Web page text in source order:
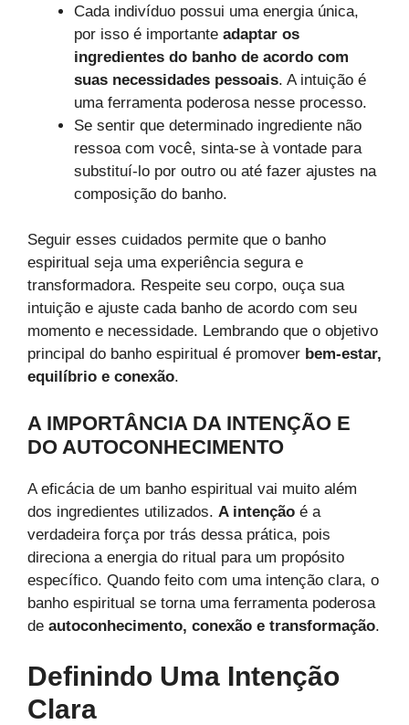
Cada indivíduo possui uma energia única,
por isso é importante adaptar os
ingredientes do banho de acordo com
suas necessidades pessoais. A intuição é
uma ferramenta poderosa nesse processo.
Se sentir que determinado ingrediente não
ressoa com você, sinta-se à vontade para
substituí-lo por outro ou até fazer ajustes na
composição do banho.
Seguir esses cuidados permite que o banho
espiritual seja uma experiência segura e
transformadora. Respeite seu corpo, ouça sua
intuição e ajuste cada banho de acordo com seu
momento e necessidade. Lembrando que o objetivo
principal do banho espiritual é promover bem-estar,
equilíbrio e conexão.
A IMPORTÂNCIA DA INTENÇÃO E
DO AUTOCONHECIMENTO
A eficácia de um banho espiritual vai muito além
dos ingredientes utilizados. A intenção é a
verdadeira força por trás dessa prática, pois
direciona a energia do ritual para um propósito
específico. Quando feito com uma intenção clara, o
banho espiritual se torna uma ferramenta poderosa
de autoconhecimento, conexão e transformação.
Definindo Uma Intenção
Clara